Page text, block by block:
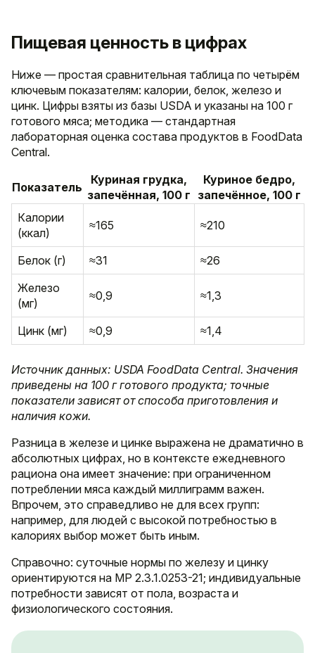
Пищевая ценность в цифрах
Ниже — простая сравнительная таблица по четырём
ключевым показателям: калории, белок, железо и
цинк. Цифры взяты из базы USDA и указаны на 100 г
готового мяса; методика — стандартная
лабораторная оценка состава продуктов в FoodData
Central.
Показатель
Куриная грудка,
запечённая, 100 г
Куриное бедро,
запечённое, 100 г
Калории
(ккал)
≈165 ≈210
Белок (г) ≈31
≈26
Железо
(мг)
≈0,9 ≈1,3
Цинк (мг) ≈0,9 ≈1,4
Источник данных: USDA FoodData Central. Значения
приведены на 100 г готового продукта; точные
показатели зависят от способа приготовления и
наличия кожи.
Разница в железе и цинке выражена не драматично в
абсолютных цифрах, но в контексте ежедневного
рациона она имеет значение: при ограниченном
потреблении мяса каждый миллиграмм важен.
Впрочем, это справедливо не для всех групп:
например, для людей с высокой потребностью в
калориях выбор может быть иным.
Справочно: суточные нормы по железу и цинку
ориентируются на МР 2.3.1.0253-21; индивидуальные
потребности зависят от пола, возраста и
физиологического состояния.